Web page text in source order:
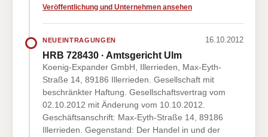
Veröffentlichung und Unternehmen ansehen
NEUEINTRAGUNGEN 16.10.2012
HRB 728430 · Amtsgericht Ulm
Koenig-Expander GmbH, Illerrieden, Max-Eyth-
Straße 14, 89186 Illerrieden. Gesellschaft mit
beschränkter Haftung. Gesellschaftsvertrag vom
02.10.2012 mit Änderung vom 10.10.2012.
Geschäftsanschrift: Max-Eyth-Straße 14, 89186
Illerrieden. Gegenstand: Der Handel in und der